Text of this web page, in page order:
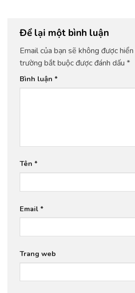
Để lại một bình luận
Email của bạn sẽ không được
trường bắt buộc được đánh dấu *
Bình luận *
Tên *
Email *
Trang web